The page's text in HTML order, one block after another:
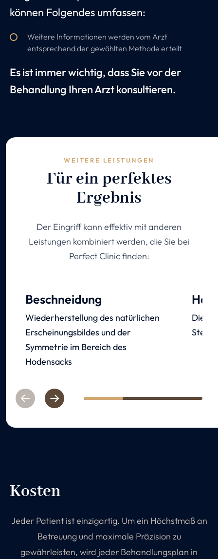
können Folgendes umfassen:
Weitere Informationen werden vom Arzt
entsprechend der gewählten Methode erteilt
Es ist immer wichtig, dass Sie vor der
Behandlung Ihren Arzt konsultieren.
WEITERE LEISTUNGEN
Für ein perfektes
Ergebnis
Der Eingriff kann effektiv mit anderen
Leistungen kombiniert werden, die Sie bei
Perfect Clinic finden:
Beschneidung
Wiederherstellung des natürlichen
Erscheinungsbildes und der
Symmetrie im Bereich des
Hodensacks
Die
PreviousNext 1 2 3
Kosten
Jeder Patient ist einzigartig. Um ein Höchstmaß an
Betreuung und maximale Präzision zu
gewährleisten, wird jeder Behandlungsplan in